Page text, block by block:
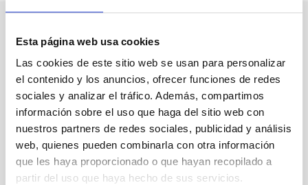
Esta página web usa cookies
Las cookies de este sitio web se usan para personalizar
el contenido y los anuncios, ofrecer funciones de redes
sociales y analizar el tráfico. Además, compartimos
información sobre el uso que haga del sitio web con
nuestros partners de redes sociales, publicidad y análisis
web, quienes pueden combinarla con otra información
que les haya proporcionado o que hayan recopilado a
partir del uso que haya hecho de sus servicios.
Nuestro canal de Youtube
Todas las jornadas CEDDD, el podcast ‘El Rincón
Social’ y mucho más en formato audiovisual a un
solo clic.
Suscribirme